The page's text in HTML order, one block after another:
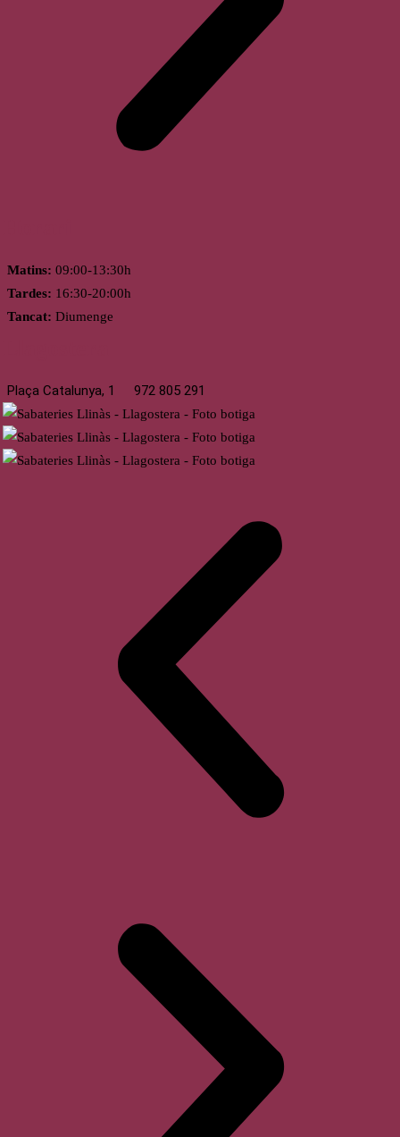
Matins: 09:00-13:30h
Tardes: 16:30-20:00h
Tancat: Diumenge
Plaça Catalunya, 1 972 805 291